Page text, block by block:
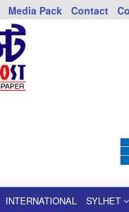
Media Pack Contact
INTERNATIONAL SYLHET